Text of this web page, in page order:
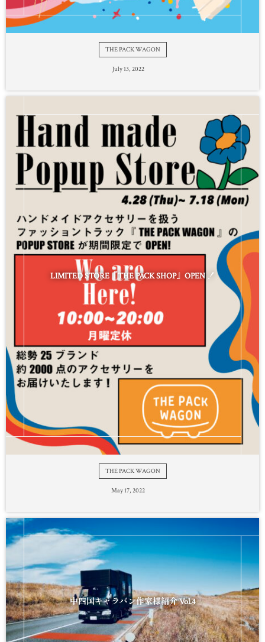
THE PACK WAGON
July 13, 2022
LIMITED STORE『THE PACK SHOP』OPEN ！
THE PACK WAGON
May 17, 2022
中四国キャラバン作家様紹介 Vol.4